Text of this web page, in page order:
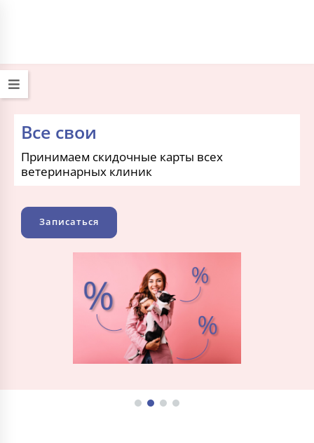
Все свои
Принимаем скидочные карты всех
ветеринарных клиник
Записаться